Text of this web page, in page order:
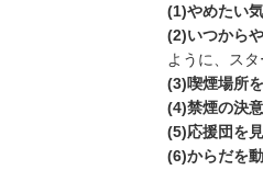
(1)やめたい
(2)いつから
ように、スタ
(3)喫煙場所
(4)禁煙の決
(5)応援団を
(6)からだを